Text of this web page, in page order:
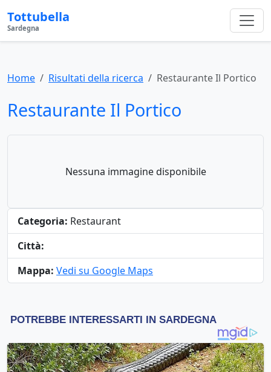
Tottubella
Sardegna
Home Risultati della ricerca Restaurante Il Portico
Restaurante Il Portico
Nessuna immagine disponibile
Categoria: Restaurant
Città:
Mappa: Vedi su Google Maps